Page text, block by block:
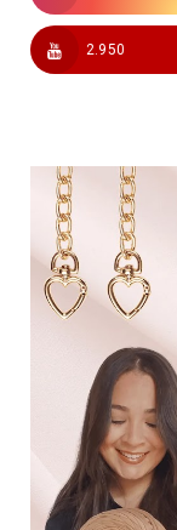
2.950